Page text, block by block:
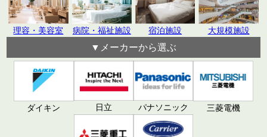
理容・美容室 病院・福祉施設 宿泊施設 大規模施設
▼メーカーから選ぶ
ダイキン 日立 パナソニック 三菱電機